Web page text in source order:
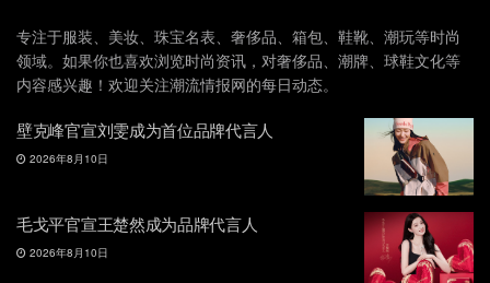
专注于服装、美妆、珠宝名表、奢侈品、箱包、鞋靴、潮玩等时尚
领域。如果你也喜欢浏览时尚资讯，对奢侈品、潮牌、球鞋文化等
内容感兴趣！欢迎关注潮流情报网的每日动态。
壁克峰官宣刘雯成为首位品牌代言人
2026年8月10日
毛戈平官宣王楚然成为品牌代言人
2026年8月10日